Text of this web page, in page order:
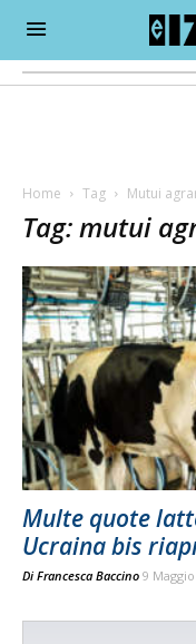
Home Tag Mutui
Tag: mutui
Multe quote
Ucraina bis
Di Francesca Baccino 9